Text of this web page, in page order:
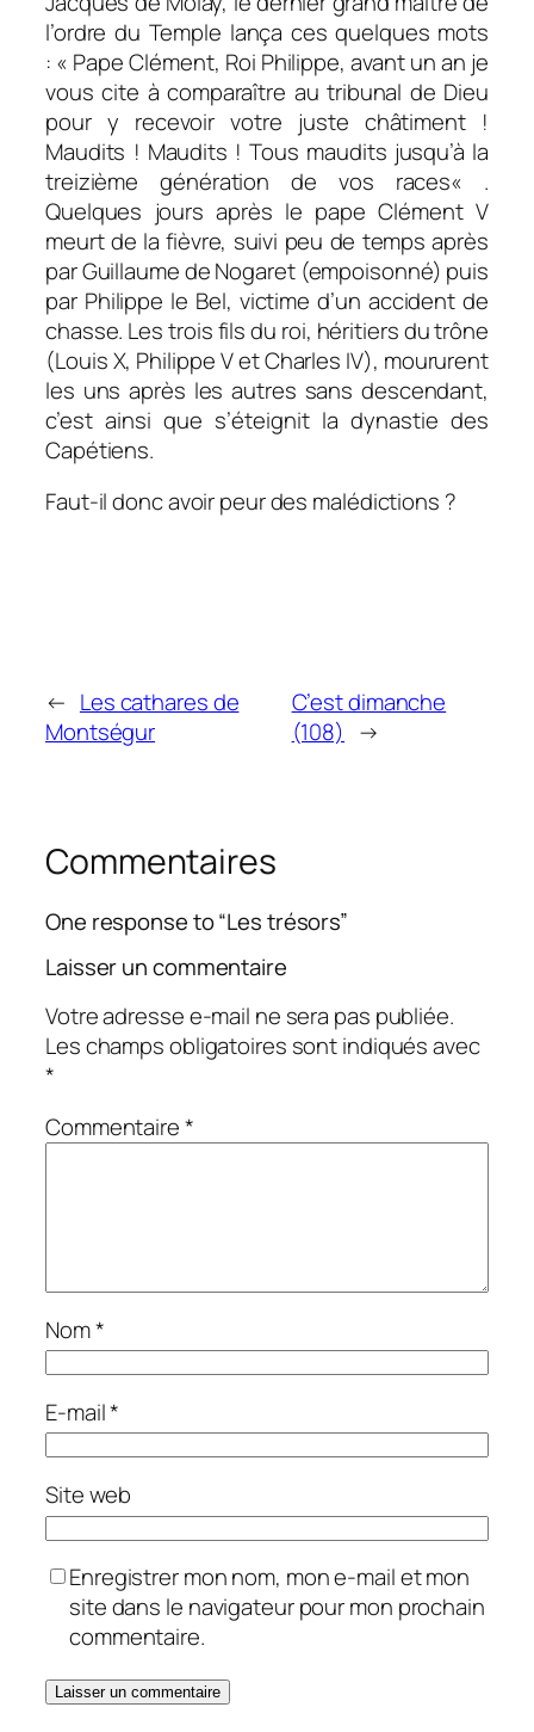
l’ordre du Temple lança ces quelques mots
: « Pape Clément, Roi Philippe, avant un an je
vous cite à comparaître au tribunal de Dieu
pour y recevoir votre juste châtiment !
Maudits ! Maudits ! Tous maudits jusqu’à la
treizième génération de vos races« .
Quelques jours après le pape Clément V
meurt de la fièvre, suivi peu de temps après
par Guillaume de Nogaret (empoisonné) puis
par Philippe le Bel, victime d’un accident de
chasse. Les trois fils du roi, héritiers du trône
(Louis X, Philippe V et Charles IV), moururent
les uns après les autres sans descendant,
c’est ainsi que s’éteignit la dynastie des
Capétiens.
Faut-il donc avoir peur des malédictions ?
← Les cathares de
Montségur
C’est dimanche
(108) →
Commentaires
One response to “Les trésors”
Laisser un commentaire
Votre adresse e-mail ne sera pas publiée.
Les champs obligatoires sont indiqués avec
*
Commentaire*
Nom*
E-mail*
Site web
Enregistrer mon nom, mon e-mail et mon
site dans le navigateur pour mon prochain
commentaire.